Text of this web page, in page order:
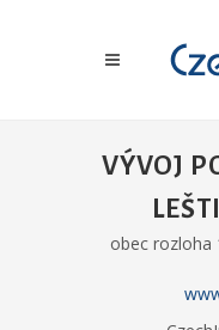
VÝVOJ
obec rozloha